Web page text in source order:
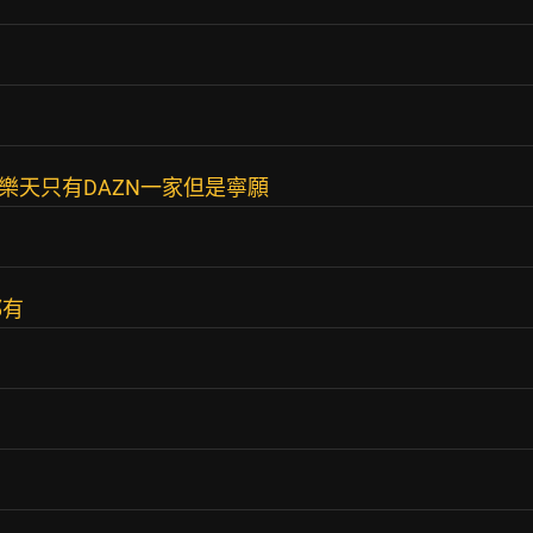
天只有DAZN一家但是寧願